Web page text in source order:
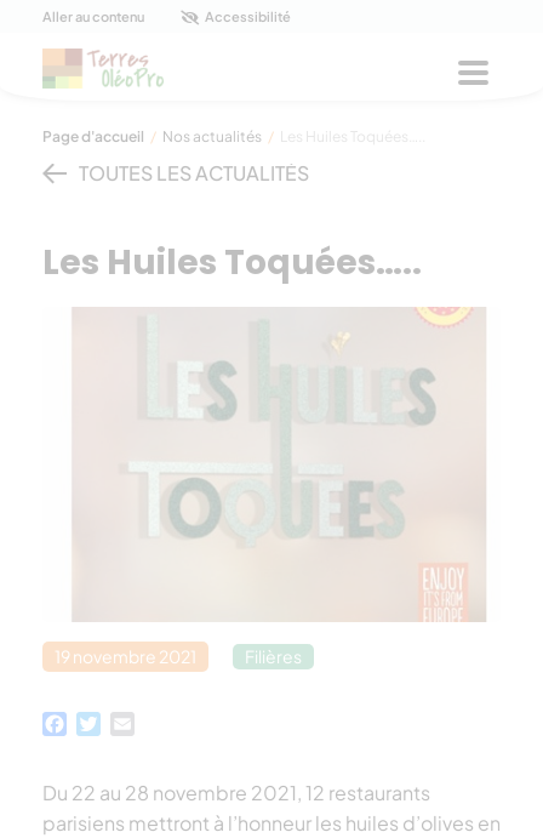
Panneau de gestion des cookies
Aller au contenu Accessibilité
Page d'accueil / Nos actualités / Les Huiles Toquées…..
TOUTES LES ACTUALITÉS
Les Huiles Toquées…..
19 novembre 2021 Filières
Facebook
Twitter
Du 22 au 28 novembre 2021, 12 restaurants
parisiens mettront à l’honneur les huiles d’olives en